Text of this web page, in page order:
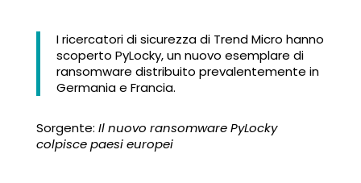
I ricercatori di sicurezza di Trend Micro hanno
scoperto PyLocky, un nuovo esemplare di
ransomware distribuito prevalentemente in
Germania e Francia.
Sorgente: Il nuovo ransomware PyLocky
colpisce paesi europei